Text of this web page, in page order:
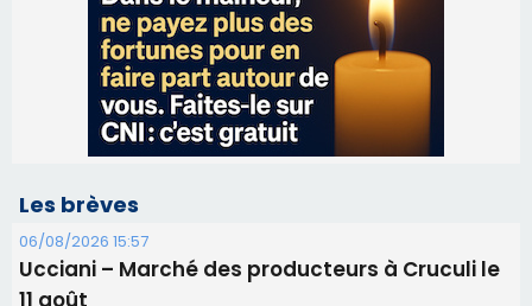
06/08/2026 15:57
Ucciani – Marché des producteurs à Cruculi le
06/08/2026 15:25
Corte – L’association A Nuciola organise une
06/08/2026 15:04
Alata - Soirée Tango Argentin au stade de San
Benedetto